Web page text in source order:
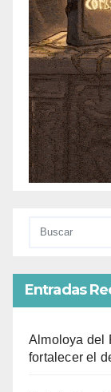
Entradas
Almoloya del
fortalecer el